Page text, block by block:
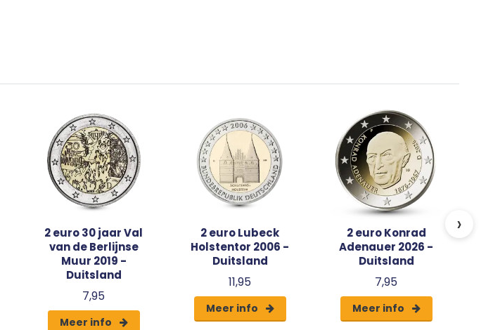
2 euro 30 jaar Val
van de Berlijnse
Muur 2019 -
Duitsland
7,95
Meer info
2 euro Lubeck
Holstentor 2006 -
Duitsland
11,95
Meer info
2 euro Konrad
Adenauer 2026 -
Duitsland
7,95
Meer info
›